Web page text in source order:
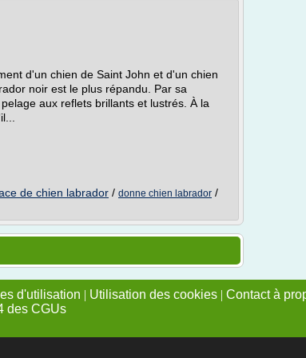
d'un chien de Saint John et d'un chien
noir est le plus répandu. Par sa
aux reflets brillants et lustrés. À la
de chien labrador / donne chien labrador /
d'utilisation | Utilisation des cookies | Contact à
des CGUs